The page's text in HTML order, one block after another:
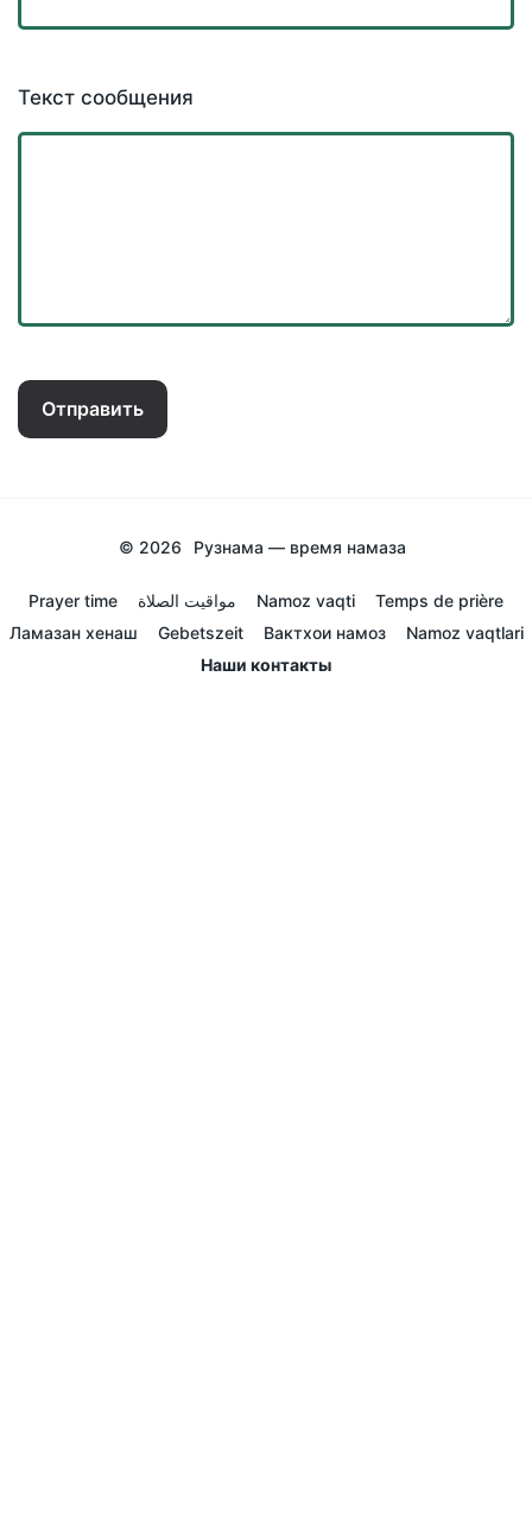
Текст сообщения
Отправить
© 2026 Рузнама — время намаза
Prayer time مواقيت الصلاة Namoz vaqti
Temps de prière
Ламазан хенаш
Gebetszeit Вактхои намоз
Namoz vaqtlari
Наши контакты